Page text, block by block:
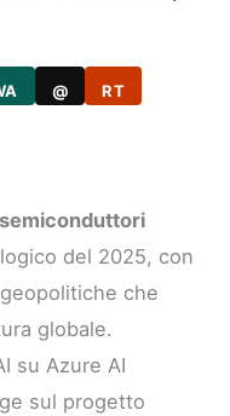
@ RT
semiconduttori
del 2025, con
che
globale.
su Azure AI
sul progetto